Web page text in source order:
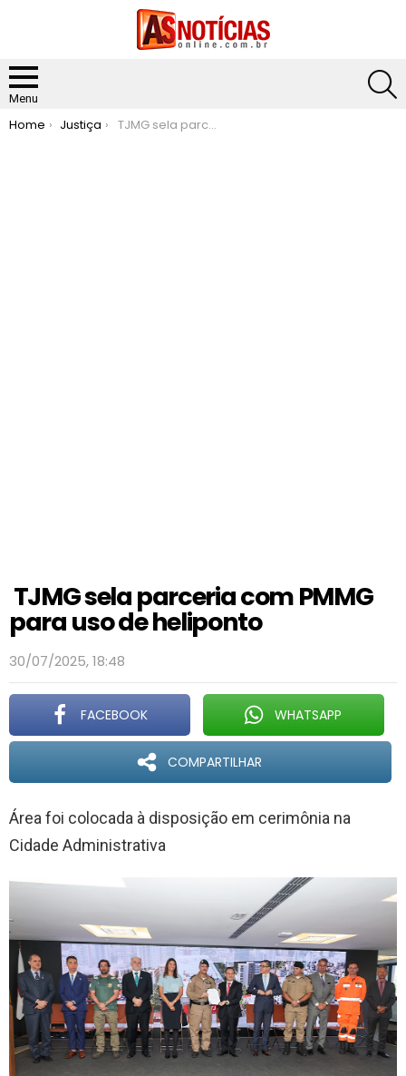
Menu
You are here:
Home Justiça TJMG sela parceria com PMMG para uso de heliponto
TJMG sela parceria com PMMG
para uso de heliponto
30/07/2025, 18:48
FACEBOOK WHATSAPP
COMPARTILHAR
Área foi colocada à disposição em cerimônia na
Cidade Administrativa